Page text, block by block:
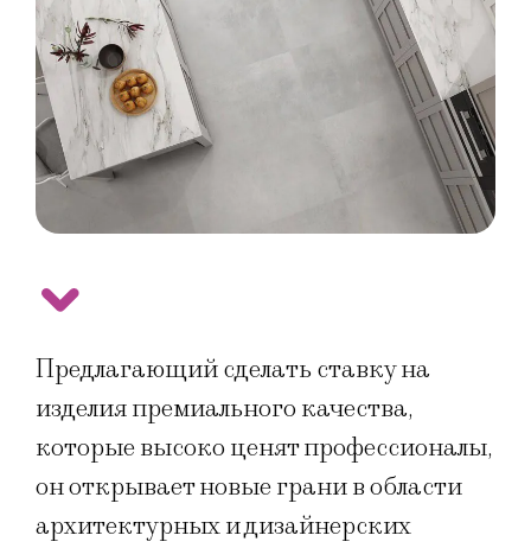
Предлагающий сделать ставку на
изделия премиального качества,
которые высоко ценят профессионалы,
он открывает новые грани в области
архитектурных и дизайнерских